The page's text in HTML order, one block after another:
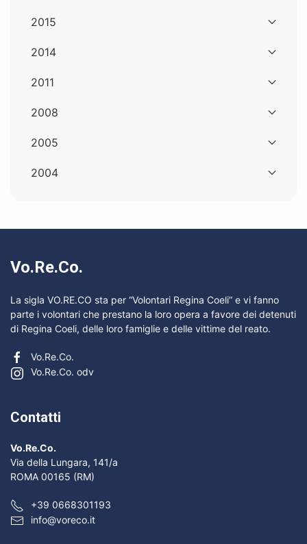
2015
2014
2011
2008
2005
2004
Vo.Re.Co.
La sigla VO.RE.CO sta per “Volontari Regina Coeli” e vi fanno
parte i volontari che prestano la loro opera a favore dei detenuti
di Regina Coeli, delle loro famiglie e delle vittime del reato.
Vo.Re.Co.
Vo.Re.Co. odv
Contatti
Vo.Re.Co.
Via della Lungara, 141/a
ROMA 00165 (RM)
+39 0668301193
info@voreco.it